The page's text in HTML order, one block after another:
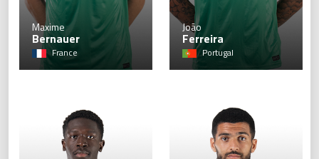
6
Maxime
Bernauer
France
João
Ferreira
Portugal